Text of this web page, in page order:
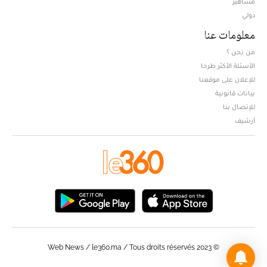
دولي
معلومات عنا
من نحن ؟
الأسئلة الأكثر طرحا
للإعلان على موقعنا
بيانات قانونية
للإتصال بنا
أرشيف
© Web News / le360.ma / Tous droits réservés 2023